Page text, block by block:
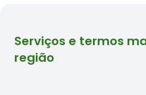
Serviços e termos
região